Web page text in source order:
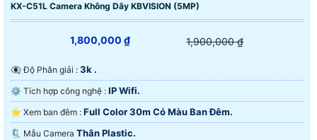
KX-C51L Camera Không Dây KBVISION (5MP)
1,800,000 ₫ 1,900,000 ₫
👁️‍🗨 Độ Phân giải : 3k .
⚙ Tích hợp công nghệ : IP Wifi.
⭐ Xem ban đêm : Full Color 30m Có Màu Ban Ðêm.
🗜️ Mẫu Camera Thân Plastic.